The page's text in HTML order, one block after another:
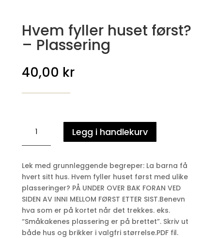
Hvem fyller huset først?
– Plassering
40,00 kr
fyller
huset
-
Plassering
antall
Legg i handlekurv
Lek med grunnleggende begreper: La barna få
hvert sitt hus. Hvem fyller huset først med ulike
plasseringer? PÅ UNDER OVER BAK FORAN VED
SIDEN AV INNI MELLOM FØRST ETTER SIST.Benevn
hva som er på kortet når det trekkes. eks.
“Småkakenes plassering er på brettet”. Skriv ut
både hus og brikker i valgfri størrelse.PDF fil.